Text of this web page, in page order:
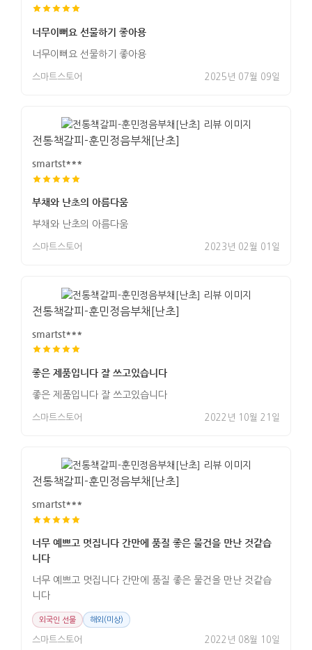
너무이뻐요 선물하기 좋아용
너무이뻐요 선물하기 좋아용
스마트스토어 2025년 07월 09일
전통책갈피-훈민정음부채[난초]
smartst***
부채와 난초의 아름다움
부채와 난초의 아름다움
스마트스토어 2023년 02월 01일
전통책갈피-훈민정음부채[난초]
smartst***
좋은 제품입니다 잘 쓰고있습니다
좋은 제품입니다 잘 쓰고있습니다
스마트스토어 2022년 10월 21일
전통책갈피-훈민정음부채[난초]
smartst***
너무 예쁘고 멋집니다 간만에 품질 좋은 물건을 만난 것같습
니다
너무 예쁘고 멋집니다 간만에 품질 좋은 물건을 만난 것같습
니다
외국인 선물 해외(미상)
스마트스토어 2022년 08월 10일